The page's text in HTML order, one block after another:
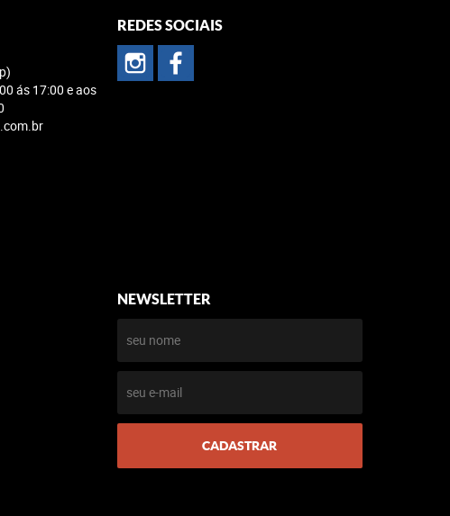
ás 17:00 e aos
REDES SOCIAIS
NEWSLETTER
CADASTRAR